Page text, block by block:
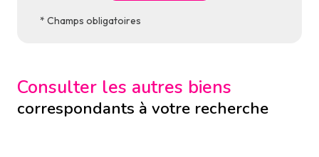
* Champs obligatoires
Consulter les autres biens
correspondants à votre recherche